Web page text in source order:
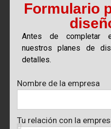
Formulario
Antes de completar
nuestros planes de
detalles.
Nombre de la empresa
Tu relación con la